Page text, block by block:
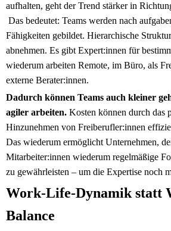
aufhalten, geht der Trend stärker in
Das bedeutet: Teams werden nach
Fähigkeiten gebildet. Hierarchische
abnehmen. Es gibt Expert:innen für
wiederum arbeiten Remote, im Büro, als
externe Berater:innen.
Dadurch können Teams auch kleiner
agiler arbeiten. Kosten können durch das
Hinzunehmen von Freiberufler:innen
Das wiederum ermöglicht Unternehmen,
Mitarbeiter:innen wiederum regelmäßige
zu gewährleisten – um die Expertise noch
Work-Life-Dynamik statt
Balance